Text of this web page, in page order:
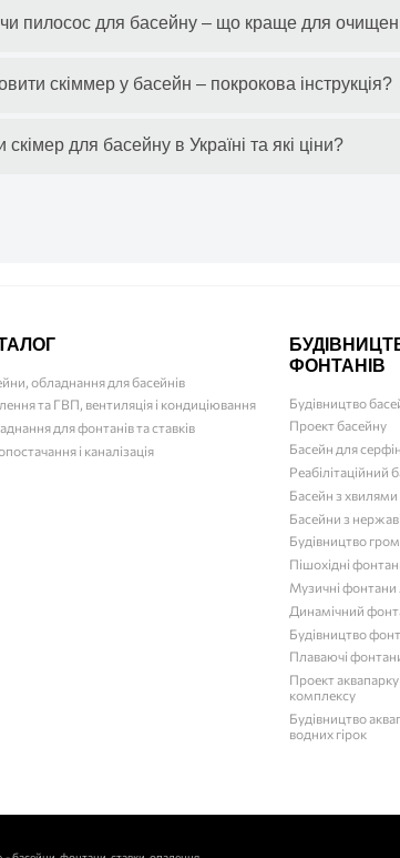
пилосос для басейну – що краще для
скіммер у басейн – покрокова інструкція?
скімер для басейну в Україні та які ціни?
обладнання для басейнів
та ГВП, вентиляція і кондиціювання
для фонтанів та ставків
і каналізація
ФОНТАНІВ
Будівництво
Проект басейну
Басейн для
Реабілітаційний
Басейн з хвилями
Басейни з
Будівництво
Пішохідні
Музичні фонтани
Динамічний
Будівництво
Плаваючі
Проект
комплексу
Будівництво
водних гірок